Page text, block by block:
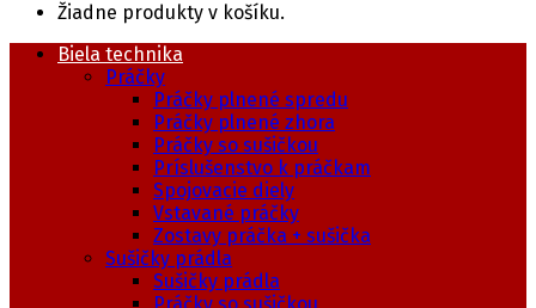
Žiadne produkty v košíku.
Biela technika
Práčky
Práčky plnené spredu
Práčky plnené zhora
Práčky so sušičkou
Príslušenstvo k práčkam
Spojovacie diely
Vstavané práčky
Zostavy práčka + sušička
Sušičky prádla
Sušičky prádla